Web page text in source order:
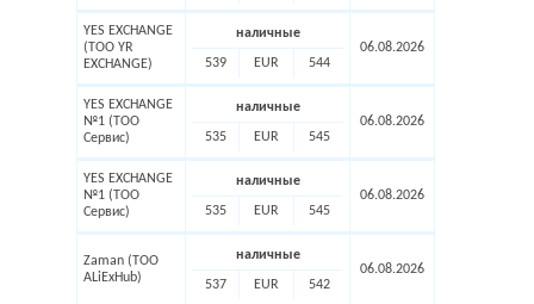
YES EXCHANGE
(ТОО YR
EXCHANGE)
наличные
539 EUR 544
06.08.2026
YES EXCHANGE
№1 (ТОО
Сервис)
наличные
535 EUR 545
06.08.2026
YES EXCHANGE
№1 (ТОО
Сервис)
наличные
535 EUR 545
06.08.2026
Zaman (ТОО
ALiExHub)
наличные
537 EUR 542
06.08.2026